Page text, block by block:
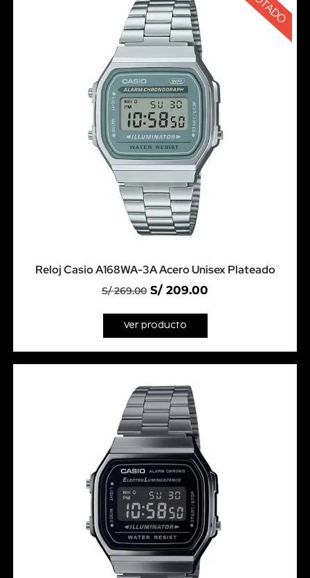
Reloj Casio A168WA-3A Acero Unisex Plateado
S/269.00 S/ 209.00
Ver producto